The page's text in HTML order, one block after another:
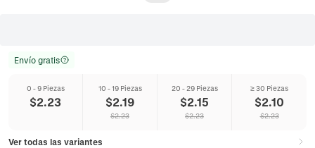
Envío gratis
0 - 9 Piezas
$2.23
10 - 19 Piezas
$2.19
$2.23
20 - 29 Piezas
$2.15
$2.23
≥ 30 Piezas
$2.10
$2.23
Ver todas las variantes